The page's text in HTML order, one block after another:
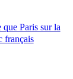
Paris sur la
français